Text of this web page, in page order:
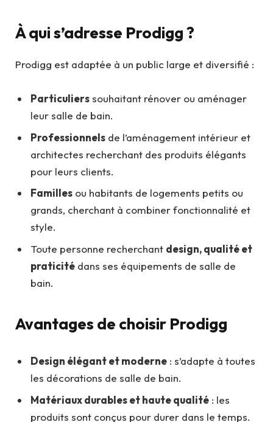
À qui s’adresse Prodigg ?
Prodigg est adaptée à un public large et diversifié :
Particulierssouhaitant rénover ou aménager
leur salle de bain.
Professionnels de l’aménagement intérieur et
architectes recherchant des produits élégants
pour leurs clients.
Familles ou habitants de logements petits ou
grands, cherchant à combiner fonctionnalité et
style.
Toute personne recherchant design, qualité et
praticité dans ses équipements de salle de
bain.
Avantages de choisir Prodigg
Design élégant et moderne : s’adapte à toutes
les décorations de salle de bain.
Matériaux durables et haute qualité : les
produits sont conçus pour durer dans le temps.